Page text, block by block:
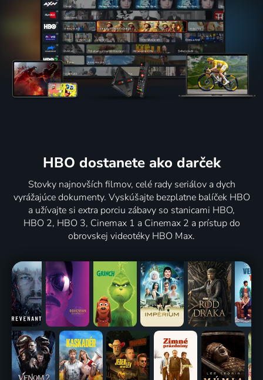
HBO dostanete ako darček
Stovky najnovších filmov, celé rady seriálov a dych
vyrážajúce dokumenty. Vyskúšajte bezplatne balíček HBO
a užívajte si extra porciu zábavy so stanicami HBO,
HBO 2, HBO 3, Cinemax 1 a Cinemax 2 a prístup do
obrovskej videotéky HBO Max.